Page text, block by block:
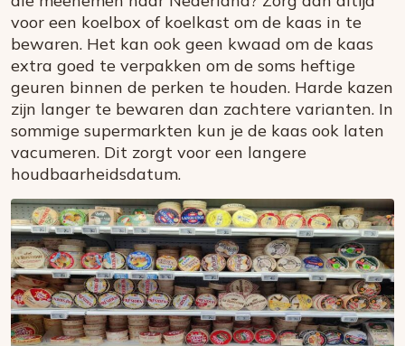
voor een koelbox of koelkast om de kaas in te
bewaren. Het kan ook geen kwaad om de kaas
extra goed te verpakken om de soms heftige
geuren binnen de perken te houden. Harde kazen
zijn langer te bewaren dan zachtere varianten. In
sommige supermarkten kun je de kaas ook laten
vacumeren. Dit zorgt voor een langere
houdbaarheidsdatum.